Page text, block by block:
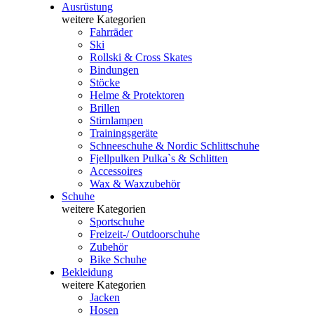
Ausrüstung
weitere Kategorien
Fahrräder
Ski
Rollski & Cross Skates
Bindungen
Stöcke
Helme & Protektoren
Brillen
Stirnlampen
Trainingsgeräte
Schneeschuhe & Nordic Schlittschuhe
Fjellpulken Pulka`s & Schlitten
Accessoires
Wax & Waxzubehör
Schuhe
weitere Kategorien
Sportschuhe
Freizeit-/ Outdoorschuhe
Zubehör
Bike Schuhe
Bekleidung
weitere Kategorien
Jacken
Hosen